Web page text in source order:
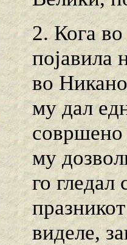
2. Кога во
појавила
во
му дал
совршено
му
го
виделе,